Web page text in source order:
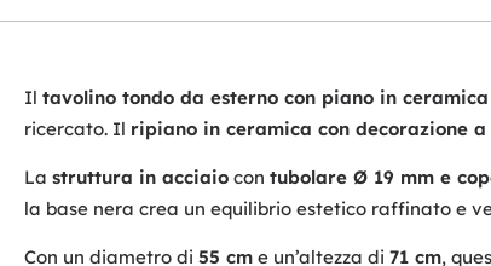
Il tavolino tondo da esterno con piano in ceramica
ricercato. Il ripiano in ceramica con decorazione a
La struttura in acciaio con tubolare Ø 19 mm e
la base nera crea un equilibrio estetico raffinato e
Con un diametro di 55 cm e un’altezza di 71 cm,